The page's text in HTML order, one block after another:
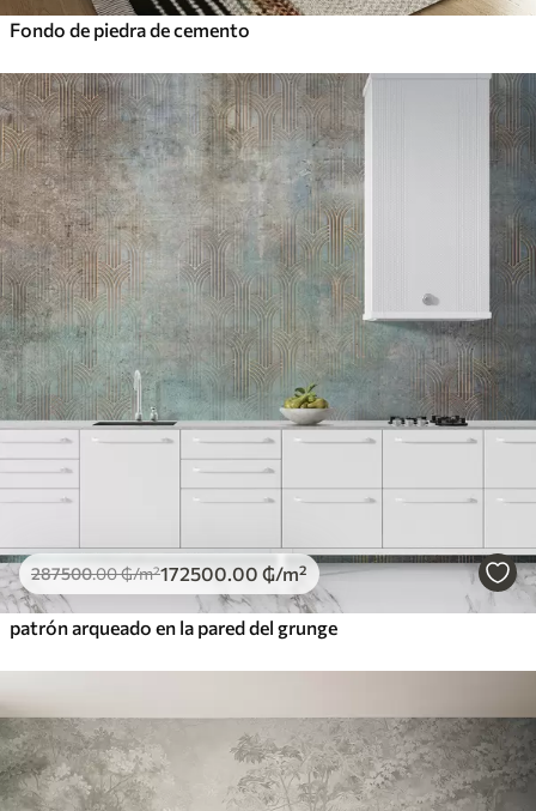
Fondo de piedra de cemento
287500.00₲/m²172500 .00 ₲/m²
patrón arqueado en la pared del grunge